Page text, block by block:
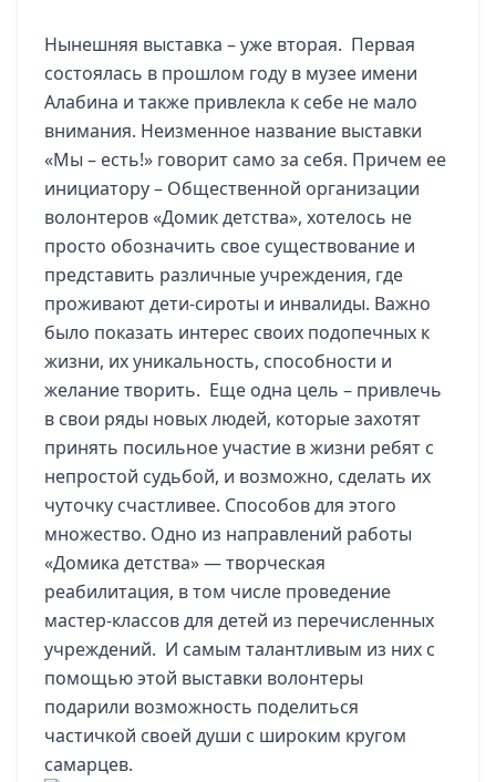
Нынешняя выставка – уже вторая. Первая
состоялась в прошлом году в музее имени
Алабина и также привлекла к себе не мало
внимания. Неизменное название выставки
«Мы – есть!» говорит само за себя. Причем ее
инициатору – Общественной организации
волонтеров «Домик детства», хотелось не
просто обозначить свое существование и
представить различные учреждения, где
проживают дети-сироты и инвалиды. Важно
было показать интерес своих подопечных к
жизни, их уникальность, способности и
желание творить. Еще одна цель – привлечь
в свои ряды новых людей, которые захотят
принять посильное участие в жизни ребят с
непростой судьбой, и возможно, сделать их
чуточку счастливее. Способов для этого
множество. Одно из направлений работы
«Домика детства» — творческая
реабилитация, в том числе проведение
мастер-классов для детей из перечисленных
учреждений. И самым талантливым из них с
помощью этой выставки волонтеры
подарили возможность поделиться
частичкой своей души с широким кругом
самарцев.